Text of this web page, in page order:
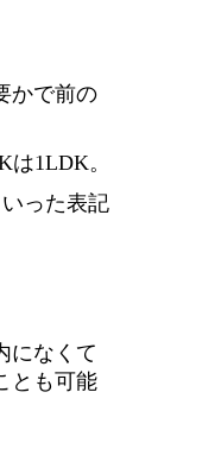
かで前の
1LDK。
った表記
になくて
とも可能